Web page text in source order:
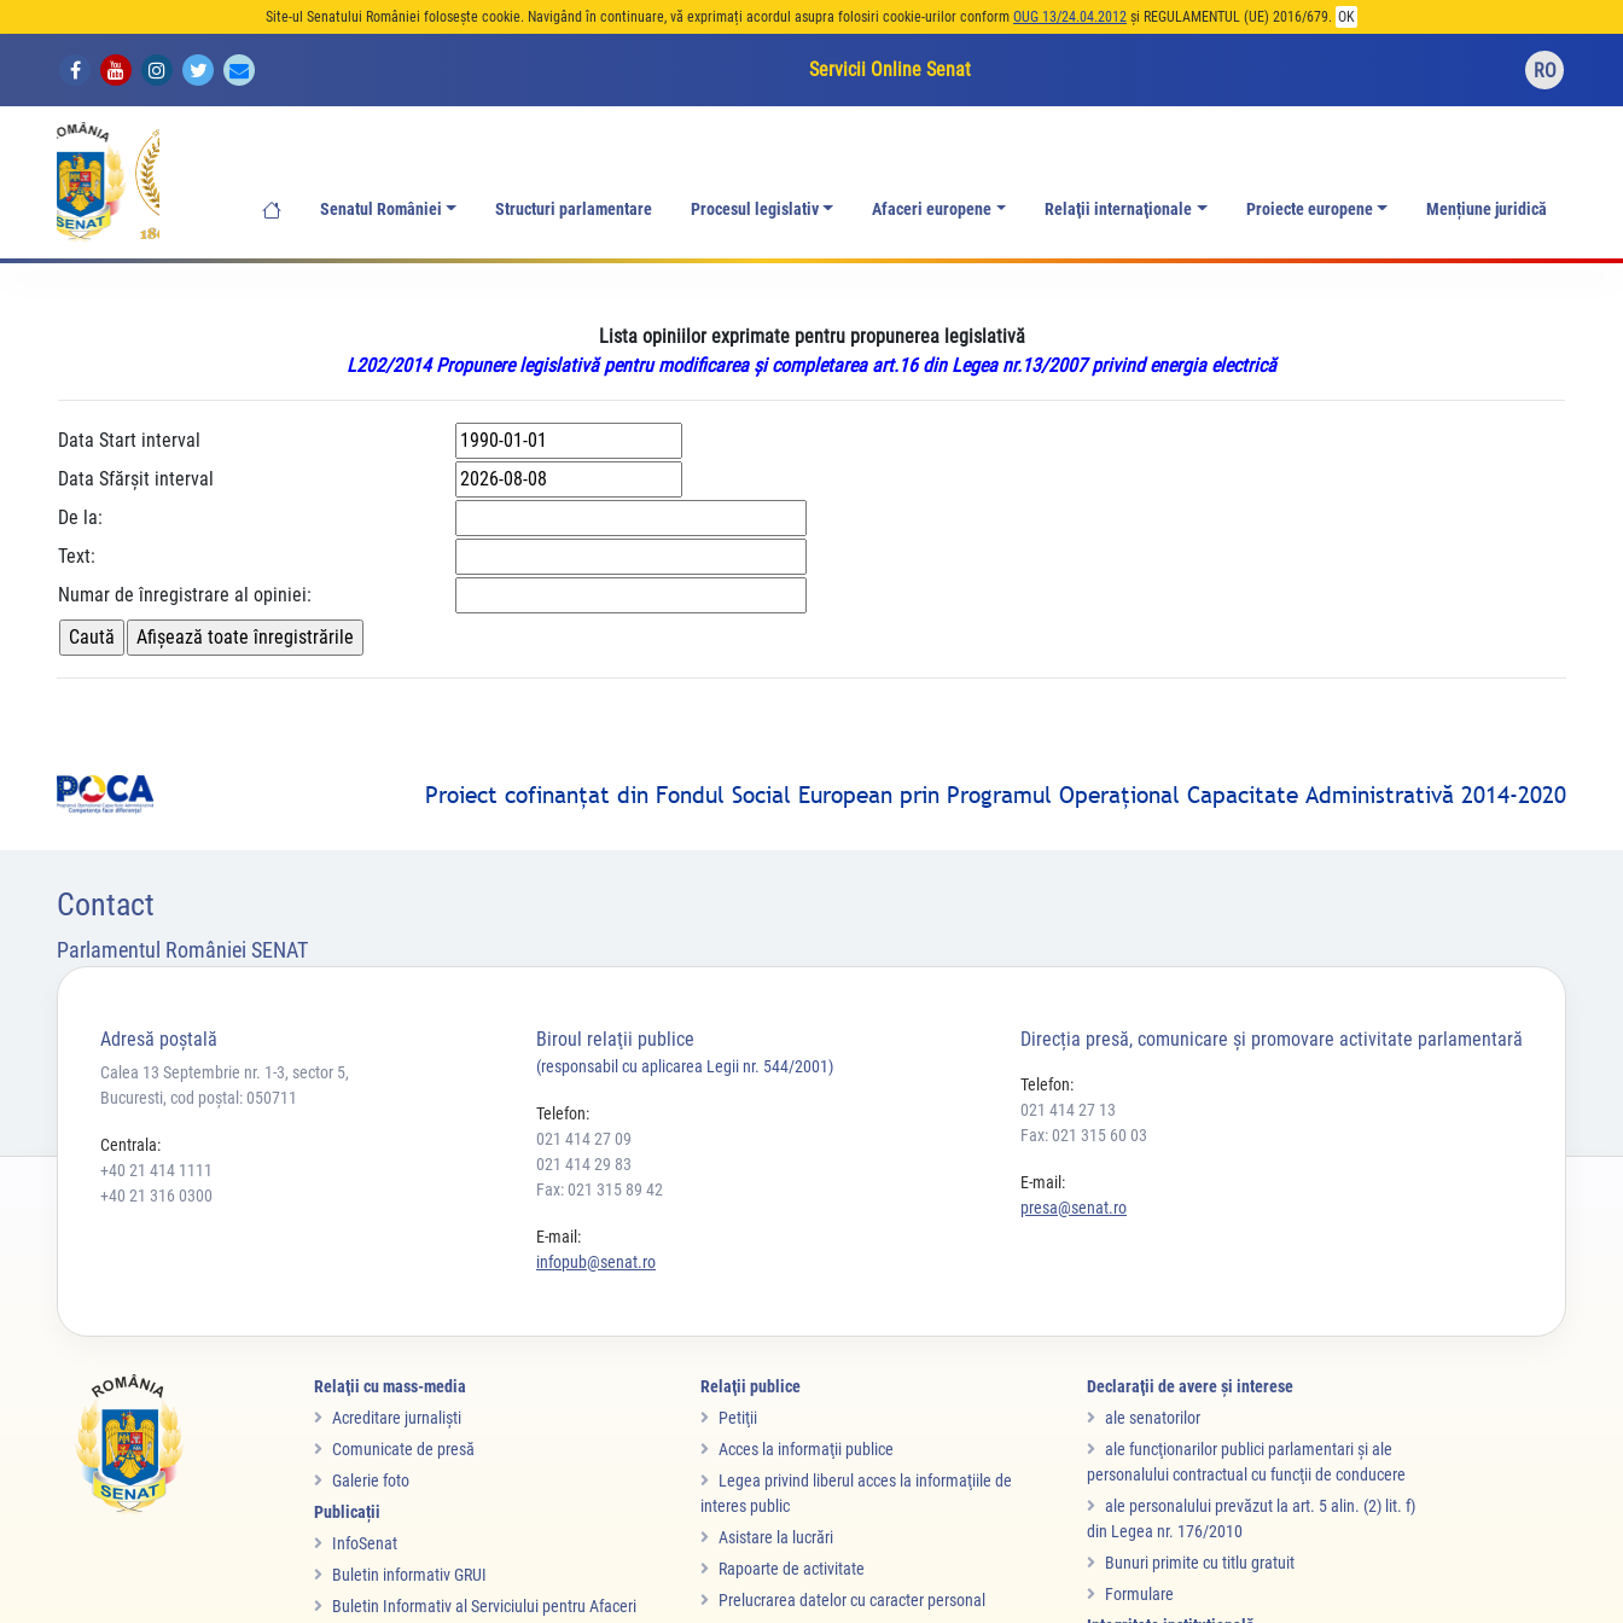
Site-ul Senatului României folosește cookie. Navigând în continuare, vă exprimați acordul asupra folosiri cookie-urilor conform OUG 13/24.04.2012 și REGULAMENTUL (UE) 2016/679. OK
Servicii Online Senat RO
Senatul României Structuri parlamentare Procesul legislativ Afaceri europene Relaţii internaţionale Proiecte europene Mențiune juridică
Lista opiniilor exprimate pentru propunerea legislativă
L202/2014 Propunere legislativă pentru modificarea şi completarea art.16 din Legea nr.13/2007 privind energia electrică
Data Start interval
Data Sfărșit interval
De la:
Text:
Numar de înregistrare al opiniei:
Proiect cofinanţat din Fondul Social European prin Programul Operaţional Capacitate Administrativă 2014-2020
Contact
Parlamentul României SENAT
Adresă poştală
Calea 13 Septembrie nr. 1-3, sector 5,
Bucuresti, cod poștal: 050711
Centrala:
+40 21 414 1111
+40 21 316 0300
Biroul relaţii publice
(responsabil cu aplicarea Legii nr. 544/2001)
Telefon:
021 414 27 09
021 414 29 83
Fax: 021 315 89 42
E-mail:
infopub@senat.ro
Direcția presă, comunicare și promovare activitate parlamentară
Telefon:
021 414 27 13
Fax: 021 315 60 03
E-mail:
presa@senat.ro
Relaţii cu mass-media
Acreditare jurnalişti
Comunicate de presă
Galerie foto
Publicații
InfoSenat
Buletin informativ GRUI
Buletin Informativ al Serviciului pentru Afaceri
Relaţii publice
Petiţii
Acces la informaţii publice
Legea privind liberul acces la informaţiile de
interes public
Asistare la lucrări
Rapoarte de activitate
Prelucrarea datelor cu caracter personal
Declaraţii de avere şi interese
ale senatorilor
ale funcţionarilor publici parlamentari şi ale
personalului contractual cu funcţii de conducere
ale personalului prevăzut la art. 5 alin. (2) lit. f)
din Legea nr. 176/2010
Bunuri primite cu titlu gratuit
Formulare